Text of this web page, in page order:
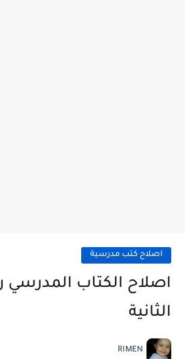
اصلاح كتب مدرسية
اصلاح الكتاب المدرسي
الثانية
RIMEN